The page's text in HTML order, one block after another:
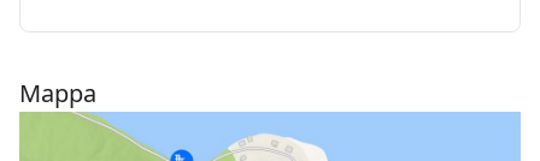
Mappa